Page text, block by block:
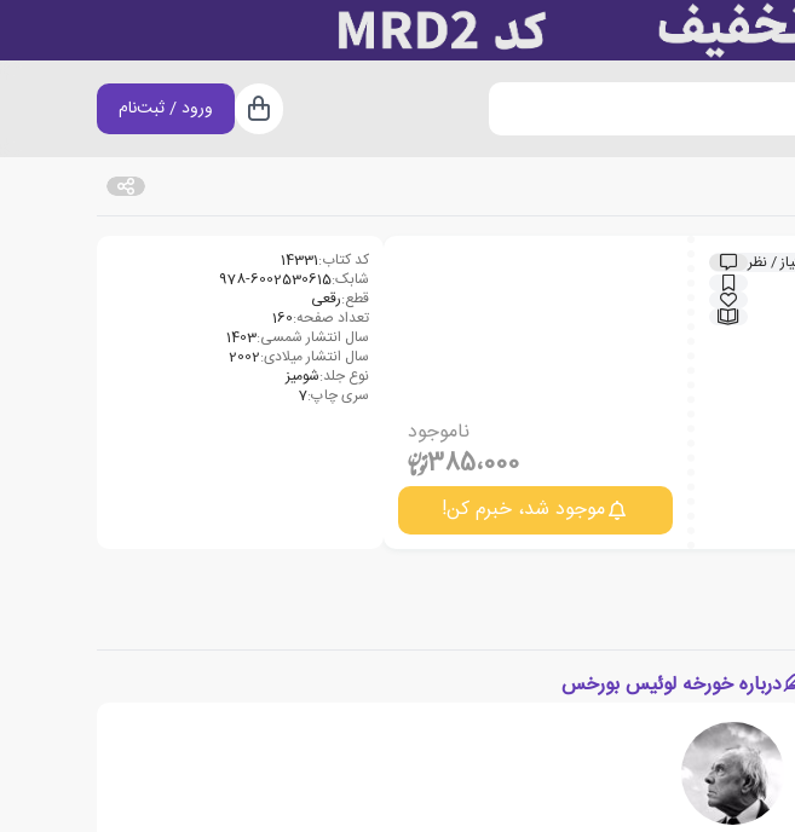
سبد خرید
ورود / ثبت‌نام
/ نظر
ناموجود
385،000
موجود شد، خبرم کن!
کد کتاب:14331
شابک:978-6002530615
قطع:رقعی
تعداد صفحه:160
سال انتشار شمسی:1403
سال انتشار میلادی:2002
نوع جلد:شومیز
سری چاپ:7
درباره خورخه لوئیس بورخس